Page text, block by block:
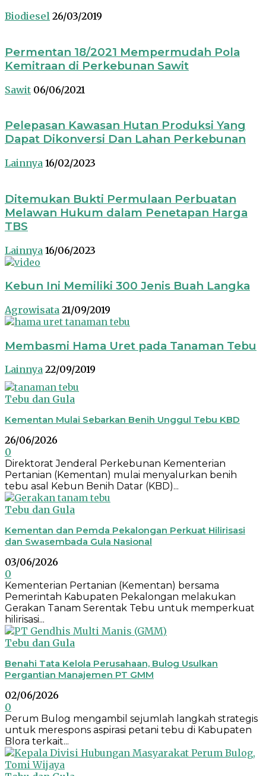
Biodiesel 26/03/2019
Permentan 18/2021 Mempermudah Pola
Kemitraan di Perkebunan Sawit
Sawit 06/06/2021
Pelepasan Kawasan Hutan Produksi Yang
Dapat Dikonversi Dan Lahan Perkebunan
Lainnya 16/02/2023
Ditemukan Bukti Permulaan Perbuatan
Melawan Hukum dalam Penetapan Harga
TBS
Lainnya 16/06/2023
Kebun Ini Memiliki 300 Jenis Buah Langka
Agrowisata 21/09/2019
Membasmi Hama Uret pada Tanaman Tebu
Lainnya 22/09/2019
Tebu dan Gula
Kementan Mulai Sebarkan Benih Unggul Tebu KBD
26/06/2026
0
Direktorat Jenderal Perkebunan Kementerian
Pertanian (Kementan) mulai menyalurkan benih
tebu asal Kebun Benih Datar (KBD)...
Tebu dan Gula
Kementan dan Pemda Pekalongan Perkuat Hilirisasi
dan Swasembada Gula Nasional
03/06/2026
0
Kementerian Pertanian (Kementan) bersama
Pemerintah Kabupaten Pekalongan melakukan
Gerakan Tanam Serentak Tebu untuk memperkuat
hilirisasi...
Tebu dan Gula
Benahi Tata Kelola Perusahaan, Bulog Usulkan
Pergantian Manajemen PT GMM
02/06/2026
0
Perum Bulog mengambil sejumlah langkah strategis
untuk merespons aspirasi petani tebu di Kabupaten
Blora terkait...